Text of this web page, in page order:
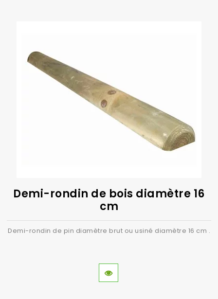
Demi-rondin de bois diamètre 16
cm
Demi-rondin de pin diamètre brut ou usiné diamètre 16 cm .